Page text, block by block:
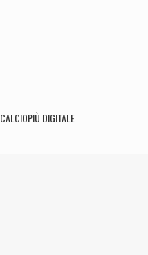
CALCIOPIÙ DIGITALE